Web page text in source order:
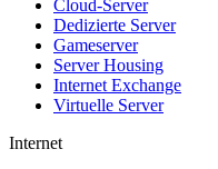
Cloud-Server
Dedizierte Server
Gameserver
Server Housing
Internet Exchange
Virtuelle Server
Internet